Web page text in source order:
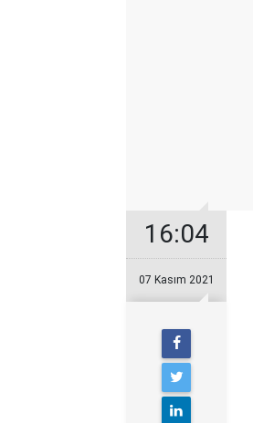
16:04
07 Kasım 2021